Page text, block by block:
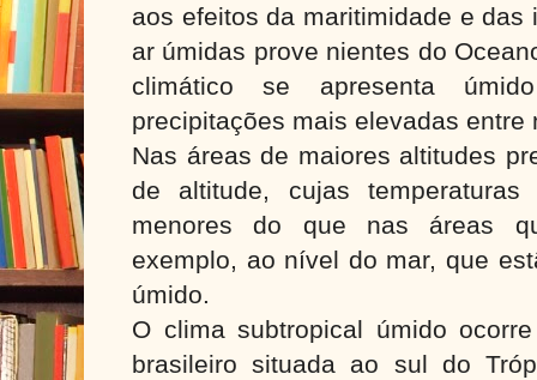
aos efeitos da maritimidade e das
ar úmidas prove nientes do
climático se apresenta
precipitações mais elevadas
Nas áreas de maiores altitudes
de altitude, cujas
menores do que nas áreas
exemplo, ao nível do mar, que
úmido.
O clima subtropical úmido
brasileiro situada ao sul do